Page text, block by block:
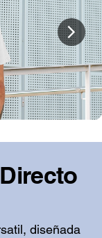
diseñada